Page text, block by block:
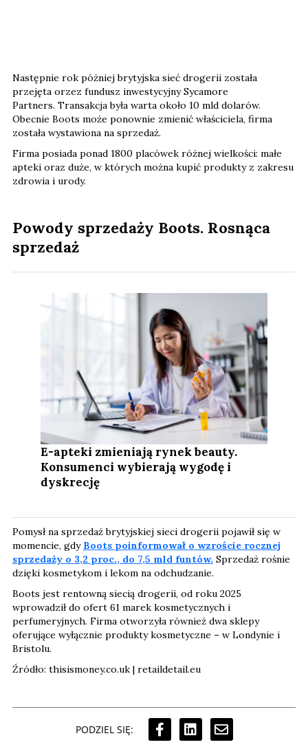
Następnie rok póżniej brytyjska sieć drogerii została
przejęta orzez fundusz inwestycyjny Sycamore
Partners. Transakcja była warta około 10 mld dolarów.
Obecnie Boots może ponownie zmienić właściciela, firma
została wystawiona na sprzedaż.
Firma posiada ponad 1800 placówek różnej wielkości: małe
apteki oraz duże, w których można kupić produkty z zakresu
zdrowia i urody.
Powody sprzedaży Boots. Rosnąca
sprzedaż
E-apteki zmieniają rynek beauty.
Konsumenci wybierają wygodę i
dyskrecję
Pomysł na sprzedaż brytyjskiej sieci drogerii pojawił się w
momencie, gdy Boots poinformował o wzroście rocznej
sprzedaży o 3,2 proc., do 7,5 mld funtów. Sprzedaż rośnie
dzięki kosmetykom i lekom na odchudzanie.
Boots jest rentowną siecią drogerii, od roku 2025
wprowadził do ofert 61 marek kosmetycznych i
perfumeryjnych. Firma otworzyła również dwa sklepy
oferujące wyłącznie produkty kosmetyczne – w Londynie i
Bristolu.
Źródło: thisismoney.co.uk | retaildetail.eu
PODZIEL SIĘ: